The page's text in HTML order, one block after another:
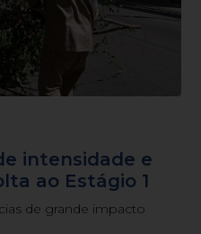
intensidade e
ao Estágio 1
de grande impacto